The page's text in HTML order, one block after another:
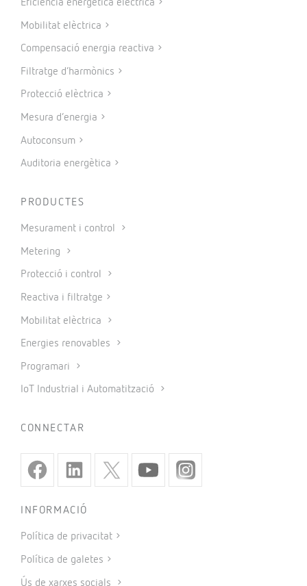
Eficiència energètica elèctrica
Mobilitat elèctrica
Compensació energia reactiva
Filtratge d’harmònics
Protecció elèctrica
Mesura d’energia
Autoconsum
Auditoria energètica
PRODUCTES
Mesurament i control
Metering
Protecció i control
Reactiva i filtratge
Mobilitat elèctrica
Energies renovables
Programari
IoT Industrial i Automatització
CONNECTAR
INFORMACIÓ
Política de privacitat
Política de galetes
Ús de xarxes socials